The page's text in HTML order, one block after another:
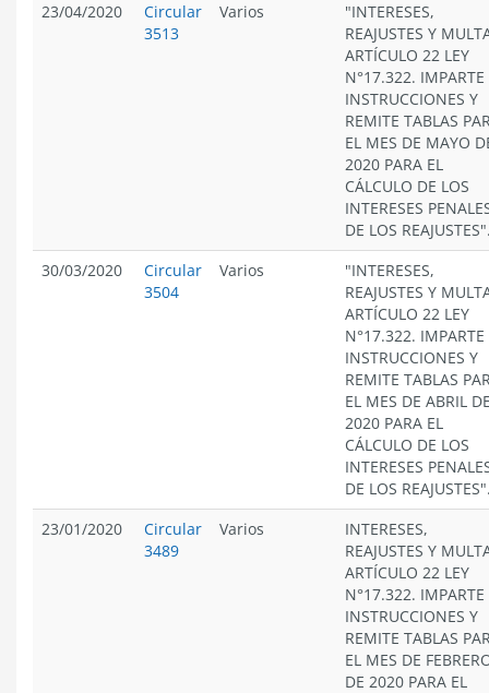
23/04/2020
Circular
3513
Varios
"INTERESES,
REAJUSTES Y
ARTÍCULO 22 LEY
N°17.322. IMPARTE
INSTRUCCIONES Y
REMITE TABLAS
EL MES DE MAYO
2020 PARA EL
CÁLCULO DE LOS
INTERESES
DE LOS
30/03/2020
Circular
3504
Varios
"INTERESES,
REAJUSTES Y
ARTÍCULO 22 LEY
N°17.322. IMPARTE
INSTRUCCIONES Y
REMITE TABLAS
EL MES DE ABRIL
2020 PARA EL
CÁLCULO DE LOS
INTERESES
DE LOS
23/01/2020
Circular
3489
Varios
INTERESES,
REAJUSTES Y
ARTÍCULO 22 LEY
N°17.322. IMPARTE
INSTRUCCIONES Y
REMITE TABLAS
EL MES DE
DE 2020 PARA EL